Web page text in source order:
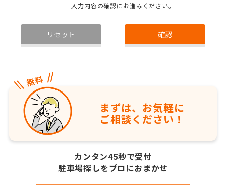
入力内容の確認にお進みください。
リセット 確認
まずは、お気軽に
ご相談ください！
カンタン45秒で受付
駐車場探しをプロにおまかせ